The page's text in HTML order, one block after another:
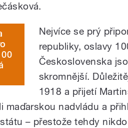
Nejvíce se prý
republiky, oslavy
Československa
skromnější.
1918 a přijetí
maďarskou nadvládu a
– přestože tehdy